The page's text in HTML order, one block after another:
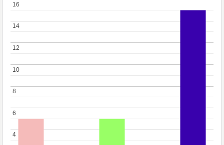
4
4
6
6
8
8
10
10
12
12
14
14
16
16